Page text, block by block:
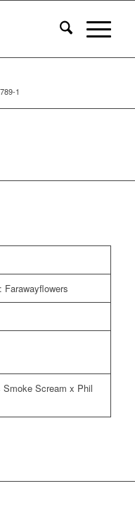
1
Farawayflowers
Smoke Scream x Phil